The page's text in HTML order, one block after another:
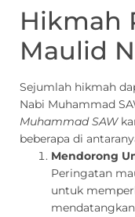
Hikmah
Maulid
Sejumlah hikmah
Nabi Muhammad
Muhammad SAW
beberapa di
Mendorong
Peringatan
untuk